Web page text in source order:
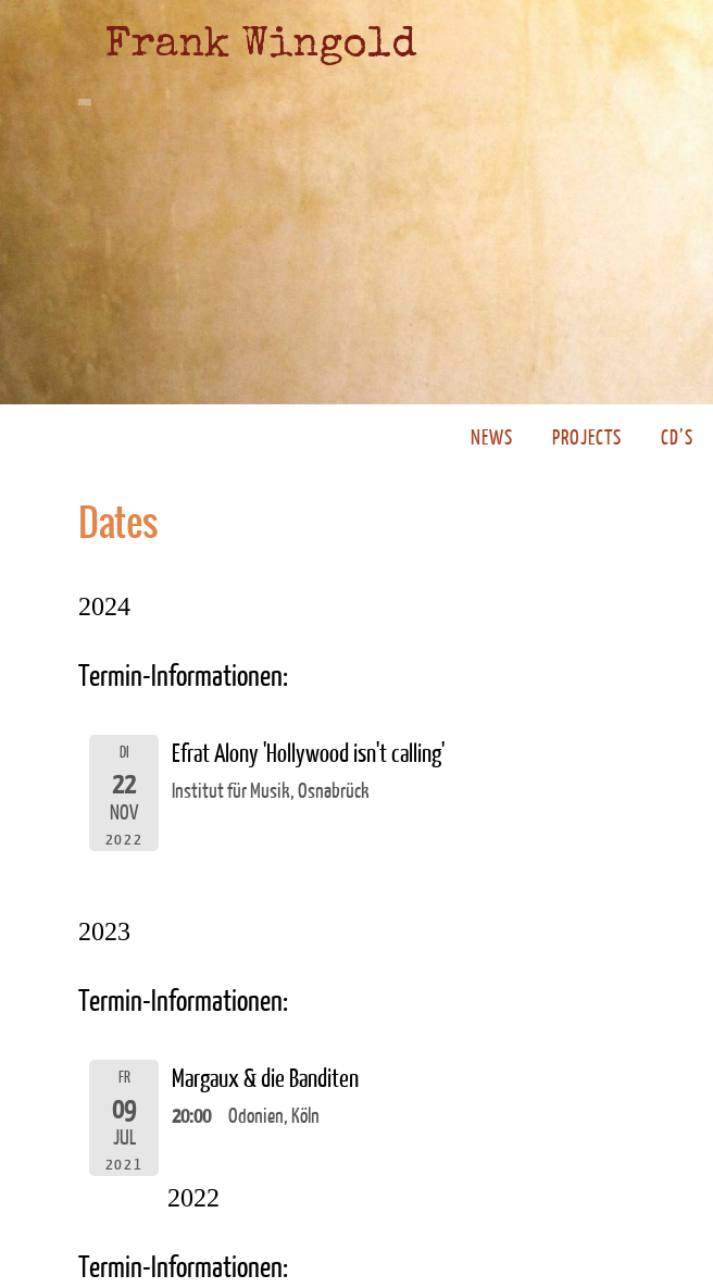
Frank Wingold
NEWS PROJECTS CD’S
Dates
2024
Termin-Informationen:
DI
22
NOV
2022
Efrat Alony 'Hollywood isn't calling'
Institut für Musik, Osnabrück
2023
Termin-Informationen:
FR
09
JUL
2021
Margaux & die Banditen
20:00 Odonien, Köln
2022
Termin-Informationen: